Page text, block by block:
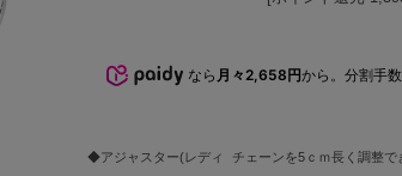
なら 月々2,658円から。分割手
◆アジャスター(レディ チェーンを5ｃｍ長く調整